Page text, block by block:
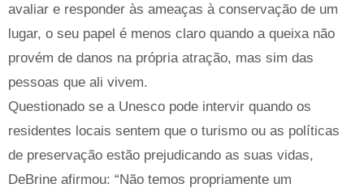
avaliar e responder às ameaças à conservação de um
lugar, o seu papel é menos claro quando a queixa não
provém de danos na própria atração, mas sim das
pessoas que ali vivem.
Questionado se a Unesco pode intervir quando os
residentes locais sentem que o turismo ou as políticas
de preservação estão prejudicando as suas vidas,
DeBrine afirmou: “Não temos propriamente um